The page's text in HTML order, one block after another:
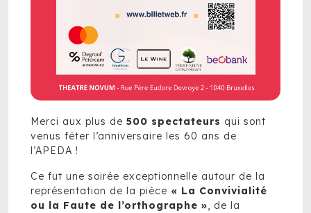
Merci aux plus de 500 spectateurs qui sont
venus fêter l’anniversaire les 60 ans de
l’APEDA !
Ce fut une soirée exceptionnelle autour de la
représentation de la pièce « La Convivialité
ou la Faute de l’orthographe », de la